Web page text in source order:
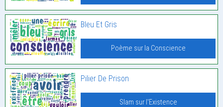
Bleu Et Gris
Poème sur la Conscience
Pilier De Prison
Slam sur l'Existence